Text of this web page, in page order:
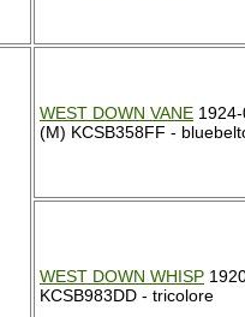
WEST DOWN VANE
(M) KCSB358FF -
WEST DOWN WHISP
KCSB983DD - tricolore